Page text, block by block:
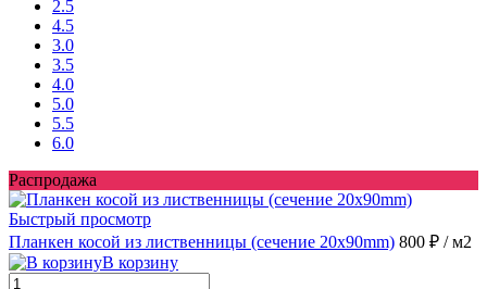
2.5
4.5
3.0
3.5
4.0
5.0
5.5
6.0
Распродажа
Быстрый просмотр
Планкен косой из лиственницы (сечение 20x90mm) 800 ₽ / м2
В корзину